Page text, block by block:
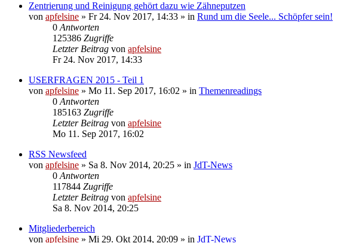
Zentrierung und Reinigung gehört dazu wie Zähneputzen
von apfelsine » Fr 24. Nov 2017, 14:33 » in Rund um die Seele... Schöpfer sein!
0Antworten
125386 Zugriffe
Letzter Beitrag von apfelsine
Fr 24. Nov 2017, 14:33
USERFRAGEN 2015 - Teil 1
von apfelsine » Mo 11. Sep 2017, 16:02 » in Themenreadings
0Antworten
185163 Zugriffe
Letzter Beitrag von apfelsine
Mo 11. Sep 2017, 16:02
RSS Newsfeed
von apfelsine » Sa 8. Nov 2014, 20:25 » in JdT-News
0Antworten
117844 Zugriffe
Letzter Beitrag von apfelsine
Sa 8. Nov 2014, 20:25
Mitgliederbereich
von apfelsine » Mi 29. Okt 2014, 20:09 » in JdT-News